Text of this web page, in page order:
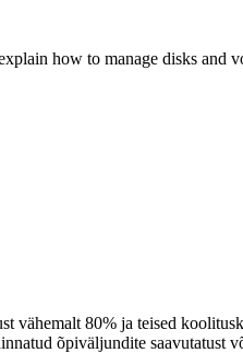
how to manage disks and
vähemalt 80% ja teised
õpiväljundite saavutatust